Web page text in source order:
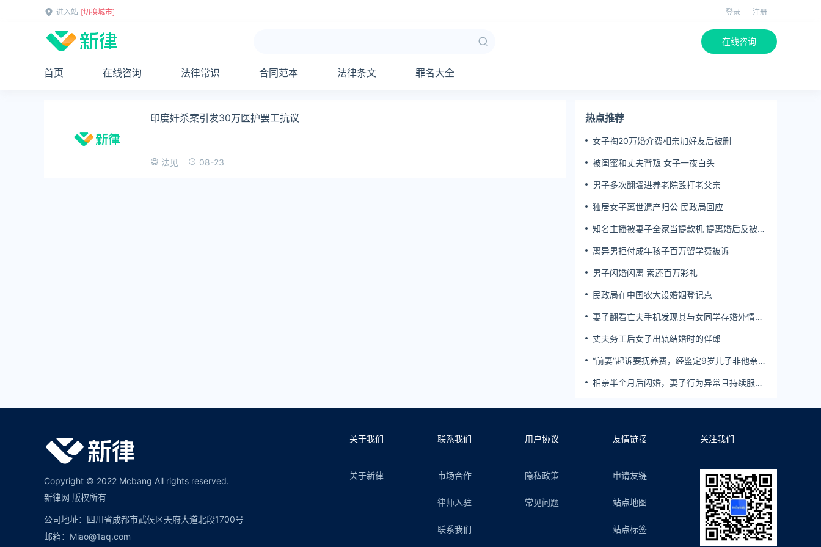
进入站 [切换城市] 登录 注册
在线咨询
首页 在线咨询 法律常识 合同范本 法律条文 罪名大全
印度奸杀案引发30万医护罢工抗议
法见 08-23
热点推荐
女子掏20万婚介费相亲加好友后被删
被闺蜜和丈夫背叛 女子一夜白头
男子多次翻墙进养老院殴打老父亲
独居女子离世遗产归公 民政局回应
知名主播被妻子全家当提款机 提离婚后反被对
离异男拒付成年孩子百万留学费被诉
男子闪婚闪离 索还百万彩礼
民政局在中国农大设婚姻登记点
妻子翻看亡夫手机发现其与女同学存婚外情，
丈夫务工后女子出轨结婚时的伴郎
“前妻”起诉要抚养费，经鉴定9岁儿子非他亲
相亲半个月后闪婚，妻子行为异常且持续服
病，撤销两人婚姻关系
Copyright © 2022 Mcbang All rights reserved.
新律网 版权所有
公司地址：四川省成都市武侯区天府大道北段1700号
邮箱：Miao@1aq.com
关于我们
关于新律
联系我们
市场合作
律师入驻
联系我们
用户协议
隐私政策
常见问题
友情链接
申请友链
站点地图
站点标签
关注我们